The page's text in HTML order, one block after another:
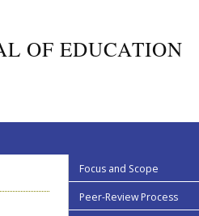
OF EDUCATION
Focus and Scope
Peer-Review Process